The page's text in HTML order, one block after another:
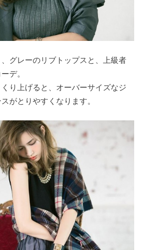
グレーのリブトップスと、上級者
デ。
り上げると、オーバーサイズなジ
がとりやすくなります。